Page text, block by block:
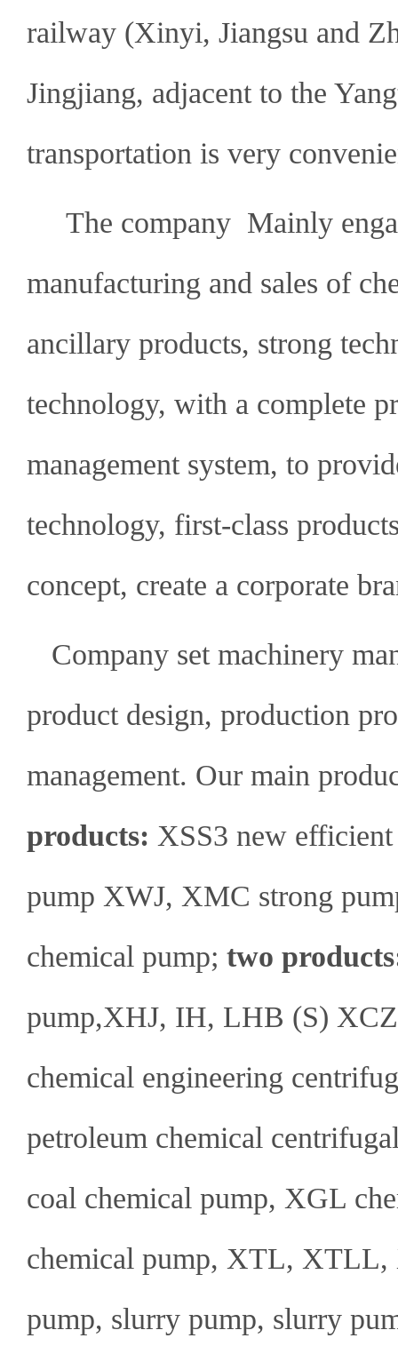
railway (Xinyi, Jiangsu and
Jingjiang, adjacent to the
transportation is very
The company Mainly
manufacturing and sales of
ancillary products, strong
technology, with a complete
management system, to
technology, first-class
concept, create a corporate
Company set machinery
product design, production
management. Our main
products: XSS3 new
pump XWJ, XMC strong
chemical pump; two
pump,XHJ, IH, LHB (S) XCZ
chemical engineering
petroleum chemical
coal chemical pump, XGL
chemical pump, XTL,
pump, slurry pump, slurry